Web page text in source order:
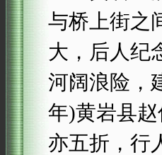
与桥上街之
大，后人纪
河阔浪险，
年)黄岩县
亦五折，行